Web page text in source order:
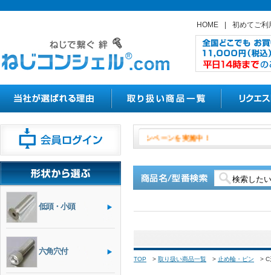
HOME 初めてご利
低頭・小頭
六角穴付
月１日よりやきつかナットの
TOP > 取り扱い商品一覧 > 止め輪・ピン > C